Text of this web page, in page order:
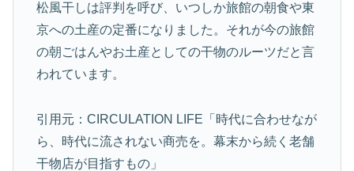
松風干しは評判を呼び、いつしか旅館の朝食や東
京への土産の定番になりました。それが今の旅館
の朝ごはんやお土産としての干物のルーツだと言
われています。
引用元：CIRCULATION LIFE「時代に合わせなが
ら、時代に流されない商売を。幕末から続く老舗
干物店が目指すもの」